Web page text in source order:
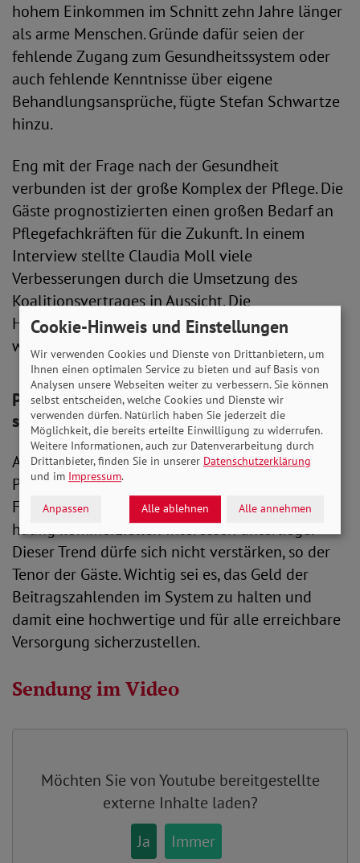
hohem Einkommen im Schnitt zehn Jahre länger
als arme Menschen. Gründe dafür seien der
fehlende Zugang zum Gesundheitssystem oder
auch fehlende Kenntnisse über eigene
Behandlungsansprüche, fügte Stefan Schwartze
hinzu.
Eng mit der Frage nach der Gesundheit
verbunden ist der große Komplex der Pflege. Die
Gäste prognostizierten einen großen Bedarf an
Pflegefachkräften für die Zukunft. In einem
Interview stellte Claudia Moll viele
Verbesserungen durch die Umsetzung des
Koalitionsvertrages in Aussicht. Die
Herausforderungen blieben dennoch groß,
waren sich die Beteiligten einig.
Privatisierungen im Gesundheitswesen
stoppen
Abschließend ging es um die zunehmende
Privatisierung im Gesundheitswesen, die zur
Folge habe, dass die Gesundheitsversorgung
häufig kommerziellen Interessen unterliege.
Dieser Trend dürfe sich nicht verstärken, so der
Tenor der Gäste. Wichtig sei es, das Geld der
Beitragszahlenden im System zu halten und
damit eine hochwertige und für alle erreichbare
Versorgung sicherzustellen.
Sendung im Video
Möchten Sie vonYoutube bereitgestellte
externe Inhalte laden?
Ja
Immer
Cookie-Hinweis und Einstellungen
Wir verwenden Cookies und Dienste von Drittanbietern, um
Ihnen einen optimalen Service zu bieten und auf Basis von
Analysen unsere Webseiten weiter zu verbessern. Sie können
selbst entscheiden, welche Cookies und Dienste wir
verwenden dürfen. Natürlich haben Sie jederzeit die
Möglichkeit, die bereits erteilte Einwilligung zu widerrufen.
Weitere Informationen, auch zur Datenverarbeitung durch
Drittanbieter, finden Sie in unserer Datenschutzerklärung
und im Impressum.
Anpassen Alle ablehnen Alle annehmen